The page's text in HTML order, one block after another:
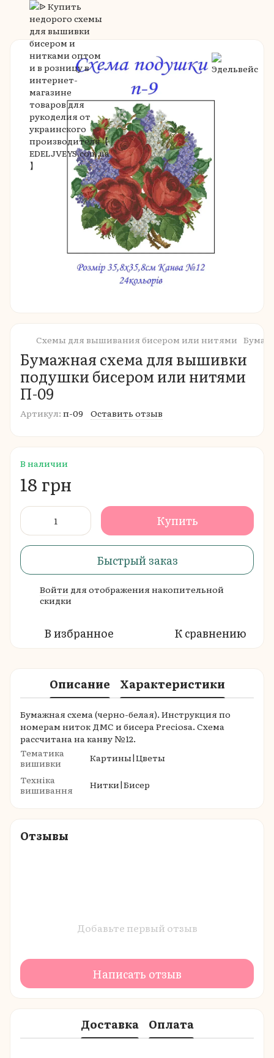
Схемы для вышивания бисером или нитями
Бумажная схема для вышивки
подушки бисером или нитями
П-09
Артикул: п-09 Оставить отзыв
В наличии
18 грн
Купить
Быстрый заказ
Войти для отображения накопительной
скидки
В избранное К сравнению
Описание Характеристики
Бумажная схема (черно-белая). Инструкция по
номерам ниток ДМС и бисера Preciosa. Схема
рассчитана на канву №12.
Тематика
вишивки
Картины|Цветы
Техніка
вишивання
Нитки|Бисер
Отзывы
Добавьте первый отзыв
Написать отзыв
Доставка Оплата